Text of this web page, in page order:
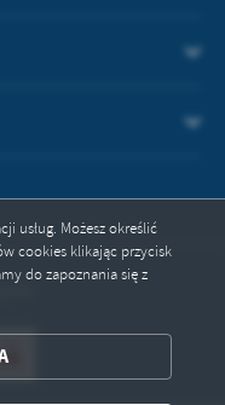
usług. Możesz określić
cookies klikając przycisk
do zapoznania się z